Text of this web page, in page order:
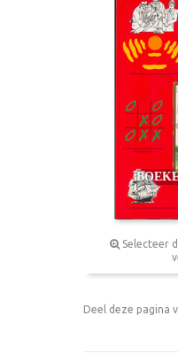
Selecteer
Deel deze pagina